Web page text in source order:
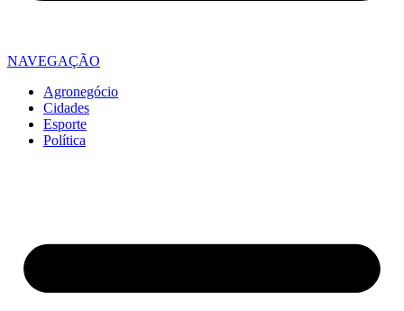
NAVEGAÇÃO
Agronegócio
Cidades
Esporte
Política